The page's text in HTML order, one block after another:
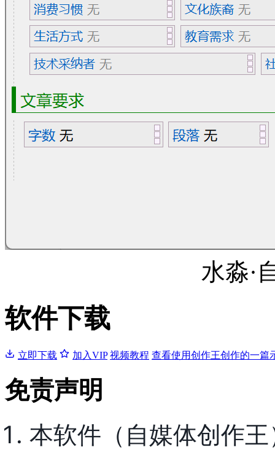
水淼·
软件下载
立即下载 加入VIP 视频教程 查看使用创作王创作的一篇
免责声明
本软件（自媒体创作